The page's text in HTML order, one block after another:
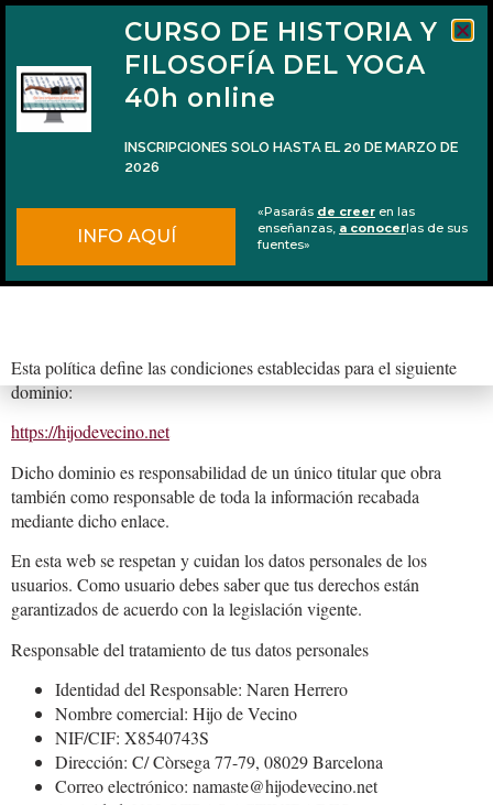
Política de Privacidad
Esta política define las condiciones establecidas para el siguiente
dominio:
https://hijodevecino.net
Dicho dominio es responsabilidad de un único titular que obra
también como responsable de toda la información recabada
mediante dicho enlace.
En esta web se respetan y cuidan los datos personales de los
usuarios. Como usuario debes saber que tus derechos están
garantizados de acuerdo con la legislación vigente.
Responsable del tratamiento de tus datos personales
Identidad del Responsable: Naren Herrero
Nombre comercial: Hijo de Vecino
NIF/CIF: X8540743S
Dirección: C/ Còrsega 77-79, 08029 Barcelona
Correo electrónico: namaste@hijodevecino.net
CURSO DE HISTORIA Y
FILOSOFÍA DEL YOGA
40h online
INSCRIPCIONES SOLO HASTA EL 20 DE MARZO DE
2026
INFO AQUÍ
«Pasarás de creer en las
enseñanzas, a conocerlas de sus
fuentes»